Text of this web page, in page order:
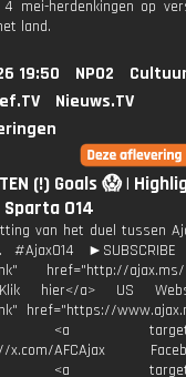
mei-herdenkingen op
land.
19:50 NPO2
Nieuws.TV
(!) Goals 😱 |
O14
van het duel tussen
#AjaxO14
href="http://ajax.ms/
hier</a> US
href="https://
<a
x.com/AFCAjax
<a